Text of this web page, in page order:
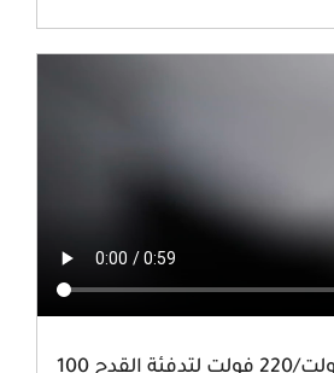
سخان كوب 110 فولت/220 فولت لتدفئة القدح 100